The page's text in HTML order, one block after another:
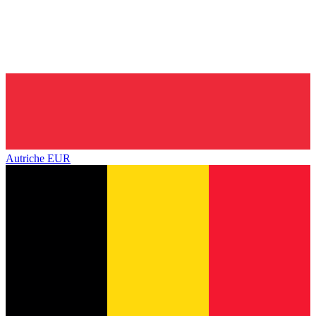
Autriche EUR